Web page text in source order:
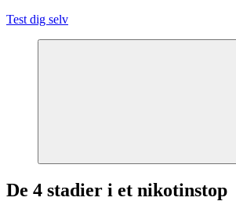
Test dig selv
De 4 stadier i et nikotinstop